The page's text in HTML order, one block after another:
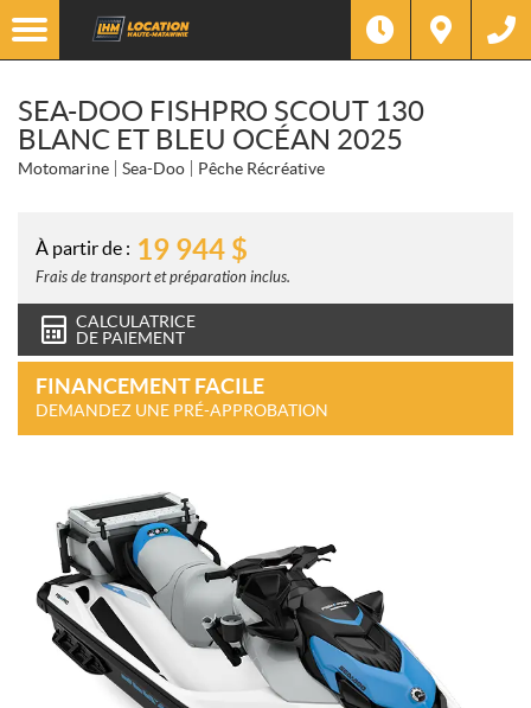
SEA-DOO FISHPRO SCOUT 130
BLANC ET BLEU OCÉAN 2025
Motomarine Sea-Doo Pêche Récréative
À partir de : 19 944 $
Frais de transport et préparation inclus.
CALCULATRICE
DE PAIEMENT
FINANCEMENT FACILE
DEMANDEZ UNE PRÉ-APPROBATION